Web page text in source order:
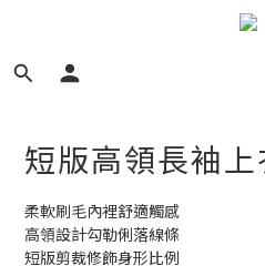
短版高領長袖上
柔軟刷毛內裡舒適觸感
高領設計勾勒俐落線條
短版剪裁修飾身形比例